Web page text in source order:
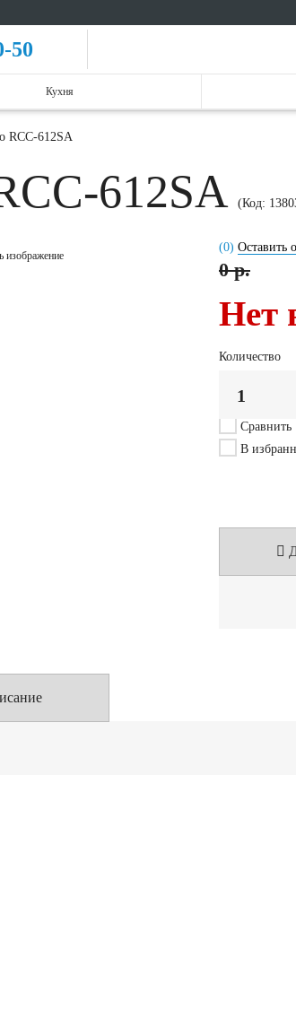
50
Кухня
RCC-612SA
612SA (Код:
изображение
(0) Оставить
0 р.
Нет
Количество
Сравнить
В